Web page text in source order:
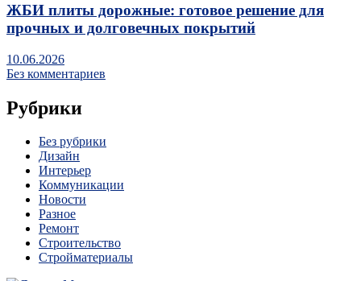
ЖБИ плиты дорожные: готовое решение для
прочных и долговечных покрытий
10.06.2026
Без комментариев
Рубрики
Без рубрики
Дизайн
Интерьер
Коммуникации
Новости
Разное
Ремонт
Строительство
Стройматериалы